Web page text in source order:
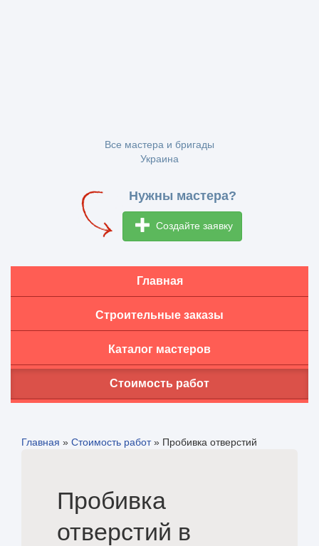
Все мастера и бригады
Украина
Нужны мастера?
Создайте заявку
Главная
Строительные заказы
Каталог мастеров
Стоимость работ
Главная » Стоимость работ» Пробивка отверстий
Пробивка
отверстий в